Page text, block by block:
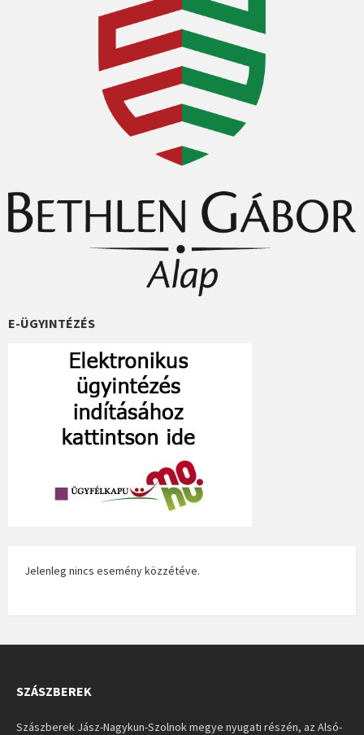
E-ÜGYINTÉZÉS
Jelenleg nincs esemény közzétéve.
SZÁSZBEREK
Szászberek Jász-Nagykun-Szolnok megye nyugati részén, az Alsó-